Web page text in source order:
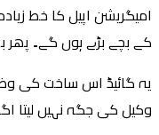
امیگریشن اپیل کا خط
کے بچے بڑے ہوں گے۔ پھر
وکیل کی جگہ نہیں لیتا